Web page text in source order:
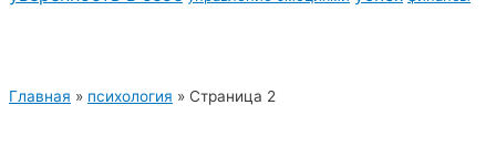
Главная » психология » Страница 2